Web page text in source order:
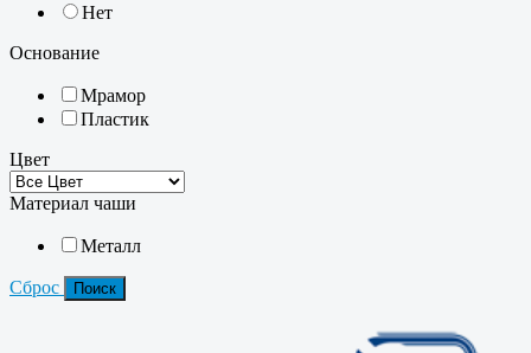
Нет
Основание
Мрамор
Пластик
Цвет
Материал чаши
Металл
Сброс